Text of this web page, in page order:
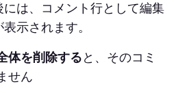
は、コメント行として編集
示されます。
体を削除する と、そのコミ
せん